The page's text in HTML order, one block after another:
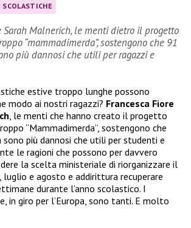
SCOLASTICHE
Sarah Malnerich, le menti dietro il progetto
“mammadimerda”, sostengono che 91
più dannosi che utili per ragazzi e
estive troppo lunghe possono
modo ai nostri ragazzi? Francesca Fiore
, le menti che hanno creato il progetto
“Mammadimerda”, sostengono che
sono più dannosi che utili per studenti e
le ragioni che possono per davvero
la scelta ministeriale di riorganizzare il
luglio e agosto e addirittura recuperare
durante l’anno scolastico. I
in giro per l’Europa, sono tanti. E molto